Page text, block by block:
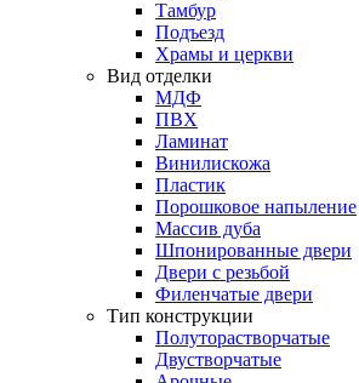
Тамбур
Подъезд
Храмы и церкви
Вид отделки
МДФ
ПВХ
Ламинат
Винилискожа
Пластик
Порошковое напыление
Массив дуба
Шпонированные двери
Двери с резьбой
Филенчатые двери
Тип конструкции
Полуторастворчатые
Двустворчатые